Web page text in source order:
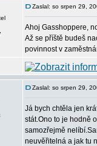
Zaslal: so srpen 29,
Ahoj Gasshoppere,
Až se příště budeš
povinnost v
Zaslal: so srpen 29,
Já bych chtěla jen
stát.Ono to je hodně
samozřejmě
neuvěřitelná a jak tu